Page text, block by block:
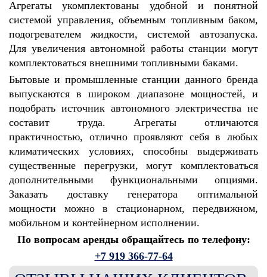
Агрегаты укомплектованы удобной и понятной
системой управления, объемным топливным баком,
подогревателем жидкости, системой автозапуска.
Для увеличения автономной работы станции могут
комплектоваться внешними топливными баками.
Бытовые и промышленные станции данного бренда
выпускаются в широком диапазоне мощностей, и
подобрать источник автономного электричества не
составит труда. Агрегаты отличаются
практичностью, отлично проявляют себя в любых
климатических условиях, способны выдерживать
существенные перегрузки, могут комплектоваться
дополнительными функциональными опциями.
Заказать доставку генератора оптимальной
мощности можно в стационарном, передвижном,
мобильном и контейнерном исполнении.
По вопросам аренды обращайтесь по телефону:
+7 919 366-77-64